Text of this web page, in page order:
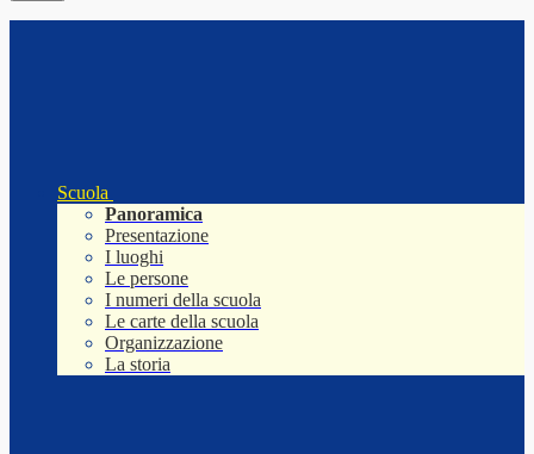
Scuola
Panoramica
Presentazione
I luoghi
Le persone
I numeri della scuola
Le carte della scuola
Organizzazione
La storia